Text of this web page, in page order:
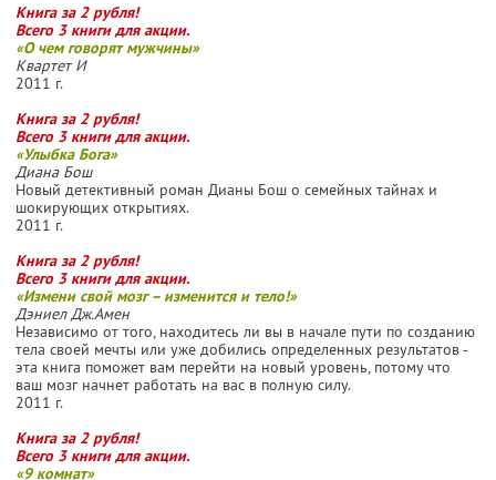
Книга за 2 рубля!
Всего 3 книги для акции.
«О чем говорят мужчины»
Квартет И
2011 г.
Книга за 2 рубля!
Всего 3 книги для акции.
«Улыбка Бога»
Диана Бош
Новый детективный роман Дианы Бош о семейных тайнах и
шокирующих открытиях.
2011 г.
Книга за 2 рубля!
Всего 3 книги для акции.
«Измени свой мозг – изменится и тело!»
Дэниел Дж.Амен
Независимо от того, находитесь ли вы в начале пути по созданию
тела своей мечты или уже добились определенных результатов -
эта книга поможет вам перейти на новый уровень, потому что
ваш мозг начнет работать на вас в полную силу.
2011 г.
Книга за 2 рубля!
Всего 3 книги для акции.
«9 комнат»